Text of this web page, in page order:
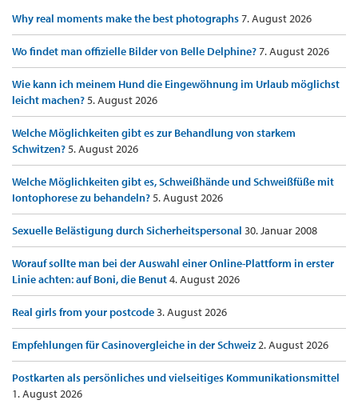
Why real moments make the best photographs7. August 2026
Wo findet man offizielle Bilder von Belle Delphine?7. August 2026
Wie kann ich meinem Hund die Eingewöhnung im Urlaub möglichst
leicht machen?5. August 2026
Welche Möglichkeiten gibt es zur Behandlung von starkem
Schwitzen?5. August 2026
Welche Möglichkeiten gibt es, Schweißhände und Schweißfüße mit
Iontophorese zu behandeln?5. August 2026
Sexuelle Belästigung durch Sicherheitspersonal 30. Januar 2008
Worauf sollte man bei der Auswahl einer Online-Plattform in erster
Linie achten: auf Boni, die Benut4. August 2026
Real girls from your postcode3. August 2026
Empfehlungen für Casinovergleiche in der Schweiz2. August 2026
Postkarten als persönliches und vielseitiges Kommunikationsmittel
1. August 2026